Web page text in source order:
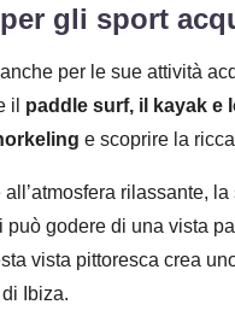
gli sport
per le sue attività
il paddle surf, il kayak e
e scoprire la
rilassante,
può godere di una vista
vista pittoresca crea
Ibiza.